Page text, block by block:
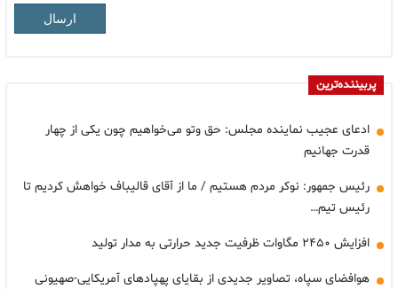
ارسال
پربیننده‌ترین
ادعای عجیب نماینده مجلس: حق وتو می‌خواهیم چون یکی از چهار
قدرت جهانیم
رئیس جمهور: نوکر مردم هستیم / ما از آقای قالیباف خواهش کردیم تا
رئیس تیم…
افزایش ۲۴۵۰ مگاوات ظرفیت جدید حرارتی به مدار تولید
هوافضای سپاه، تصاویر جدیدی از بقایای پهپادهای آمریکایی-صهیونی